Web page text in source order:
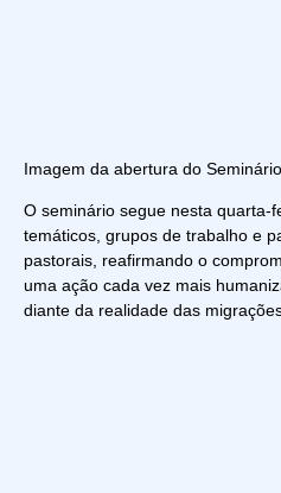
Imagem da abertura do
O seminário segue nesta quarta-
temáticos, grupos de trabalho e
pastorais, reafirmando o
uma ação cada vez mais
diante da realidade das